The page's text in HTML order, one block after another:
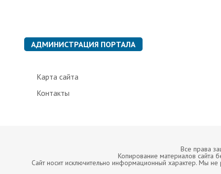
АДМИНИСТРАЦИЯ ПОРТАЛА
Карта сайта
Контакты
Все права
Копирование материалов сайта
Сайт носит исключительно информационный характер. Мы